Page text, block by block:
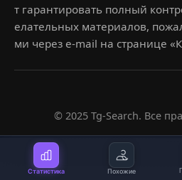
Статистика Похожие
т гарантировать полный
елательных материалов,
ми через e-mail на странице
© 2025 Tg-Search. Все